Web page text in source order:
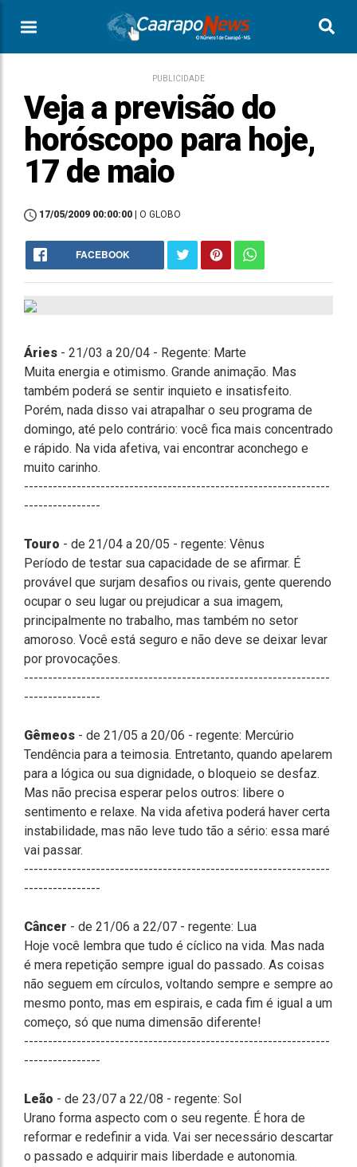
PUBLICIDADE
Veja a previsão do
horóscopo para hoje,
17 de maio
17/05/2009 00:00:00 | O GLOBO
FACEBOOK
Áries - 21/03 a 20/04 - Regente: Marte
Muita energia e otimismo. Grande animação. Mas
também poderá se sentir inquieto e insatisfeito.
Porém, nada disso vai atrapalhar o seu programa de
domingo, até pelo contrário: você fica mais concentrado
e rápido. Na vida afetiva, vai encontrar aconchego e
muito carinho.
----------------------------------------------------------------
----------------
Touro - de 21/04 a 20/05 - regente: Vênus
Período de testar sua capacidade de se afirmar. É
provável que surjam desafios ou rivais, gente querendo
ocupar o seu lugar ou prejudicar a sua imagem,
principalmente no trabalho, mas também no setor
amoroso. Você está seguro e não deve se deixar levar
por provocações.
----------------------------------------------------------------
----------------
Gêmeos - de 21/05 a 20/06 - regente: Mercúrio
Tendência para a teimosia. Entretanto, quando apelarem
para a lógica ou sua dignidade, o bloqueio se desfaz.
Mas não precisa esperar pelos outros: libere o
sentimento e relaxe. Na vida afetiva poderá haver certa
instabilidade, mas não leve tudo tão a sério: essa maré
vai passar.
----------------------------------------------------------------
----------------
Câncer - de 21/06 a 22/07 - regente: Lua
Hoje você lembra que tudo é cíclico na vida. Mas nada
é mera repetição sempre igual do passado. As coisas
não seguem em círculos, voltando sempre e sempre ao
mesmo ponto, mas em espirais, e cada fim é igual a um
começo, só que numa dimensão diferente!
----------------------------------------------------------------
----------------
Leão - de 23/07 a 22/08 - regente: Sol
Urano forma aspecto com o seu regente. É hora de
reformar e redefinir a vida. Vai ser necessário descartar
o passado e adquirir mais liberdade e autonomia.